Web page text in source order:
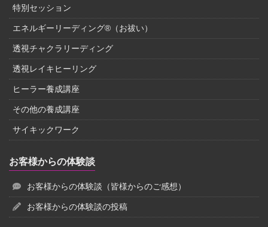
特別セッション
エネルギーリーディング®（お祓い）
透視チャクラリーディング
透視レイキヒーリング
ヒーラー養成講座
その他の養成講座
サイキックワーク
お客様からの体験談
お客様からの体験談（皆様からのご感想）
お客様からの体験談の投稿